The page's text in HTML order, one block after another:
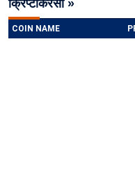
क्रिप्टोकरेंसी »